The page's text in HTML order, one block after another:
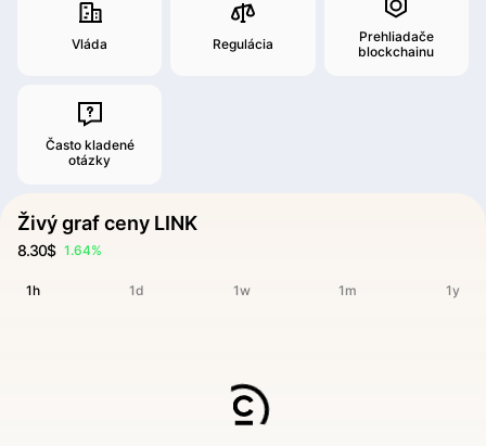
Vláda Regulácia
Prehliadače
blockchainu
Často kladené
otázky
Živý graf ceny LINK
8.30$ 1.64%
1h 1d 1w 1m 1y